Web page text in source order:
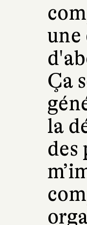
une
Ça
la
des